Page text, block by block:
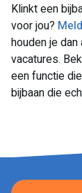
Klinkt een
voor jou?
houden je
vacatures.
een functie
bijbaan die